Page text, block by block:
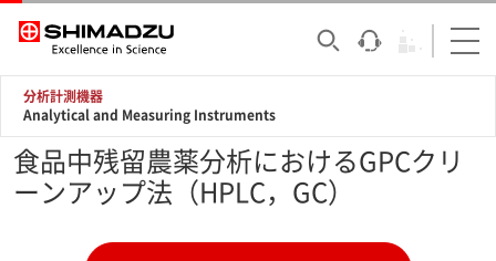
分析計測機器
Analytical and Measuring Instruments
食品中残留農薬分析におけるGPCクリ
ーンアップ法（HPLC，GC）